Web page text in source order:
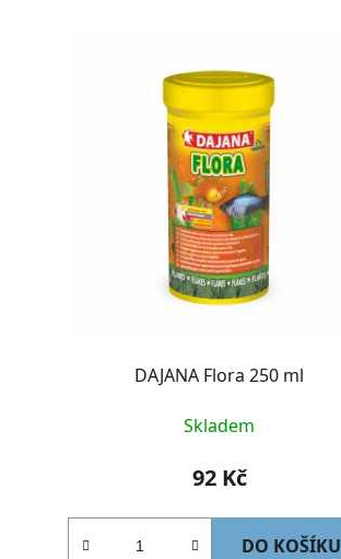
DAJANA Flora 250 ml
Skladem
92 Kč
DO KOŠÍKU